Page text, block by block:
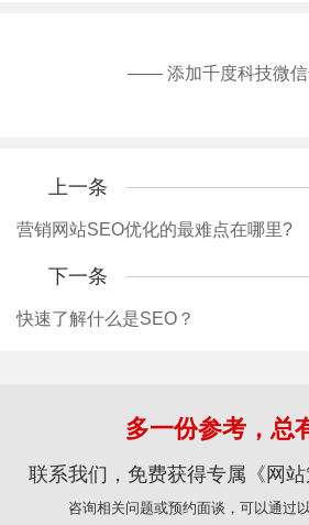
—— 添加千度科技微
上一条
营销网站SEO优化的最难点在哪里?
下一条
快速了解什么是SEO？
多一份参考，总
联系我们，免费获得专属《网
咨询相关问题或预约面谈，可以通过